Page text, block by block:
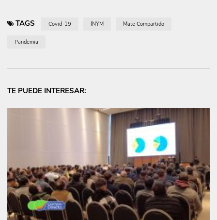
TAGS Covid-19 INYM Mate Compartido
Pandemia
TE PUEDE INTERESAR: